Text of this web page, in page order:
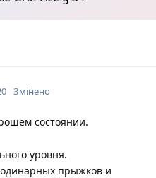
Змінено
состоянии.
уровня.
прыжков и